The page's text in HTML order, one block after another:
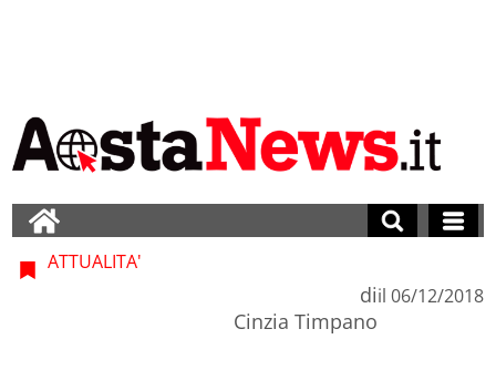
ATTUALITA'
di
Cinzia Timpano
il 06/12/2018